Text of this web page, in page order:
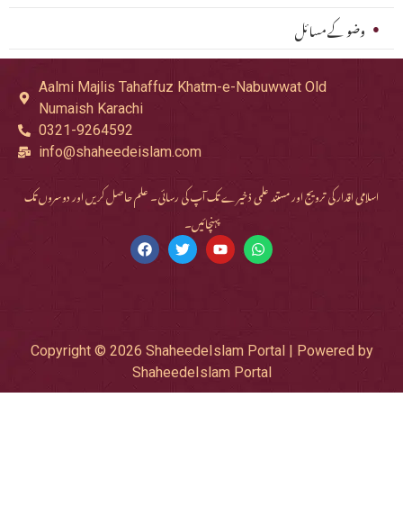
● وضو کے مسائل
Aalmi Majlis Tahaffuz Khatm-e-Nabuwwat Old
Numaish Karachi
0321-9264592
info@shaheedeislam.com
اسلامی اقدار کی ترویج اور مستند علمی ذخیرے تک آپ کی رسائی۔ علم حاصل کریں اور دوسروں تک
پہنچائیں۔
Copyright © 2026 ShaheedeIslam Portal | Powered by
ShaheedeIslam Portal